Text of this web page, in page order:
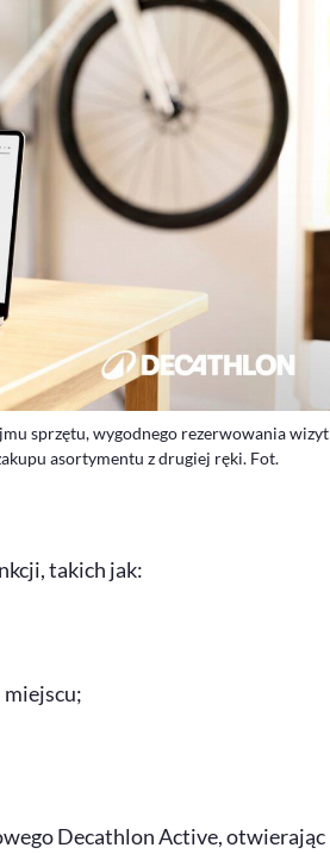
sprzętu, wygodnego rezerwowania wizyt
asortymentu z drugiej ręki. Fot.
takich jak:
Decathlon Active, otwierając